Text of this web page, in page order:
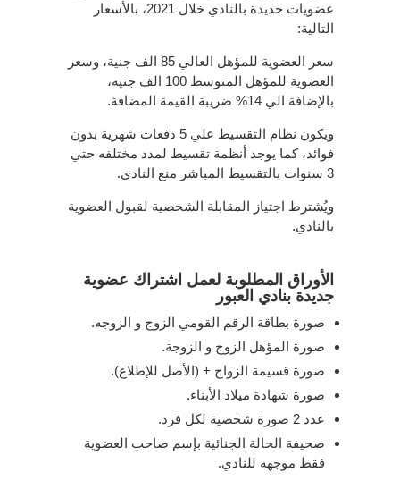
عضويات جديدة بالنادي خلال 2021، بالأسعار
التالية:
سعر العضوية للمؤهل العالي 85 الف جنية، وسعر
العضوية للمؤهل المتوسط 100 الف جنيه،
بالإضافة الي 14% ضريبة القيمة المضافة.
ويكون نظام التقسيط علي 5 دفعات شهرية بدون
فوائد، كما يوجد أنظمة تقسيط لمدد مختلفه حتي
3 سنوات بالتقسيط المباشر منع النادي.
ويُشترط اجتياز المقابلة الشخصية لقبول العضوية
بالنادي.
الأوراق المطلوبة لعمل اشتراك عضوية
جديدة بنادي العبور
صورة بطاقة الرقم القومي الزوج و الزوجه.
صورة المؤهل الزوج و الزوجة.
صورة قسيمة الزواج + (الأصل للإطلاع).
صورة شهادة ميلاد الأبناء.
عدد 2 صورة شخصية لكل فرد.
صحيفة الحالة الجنائية بإسم صاحب العضوية
فقط موجهه للنادي.